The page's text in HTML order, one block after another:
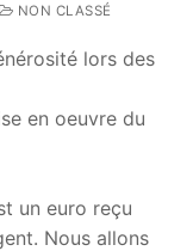
NON CLASSÉ
lors des
en oeuvre du
un euro reçu
Nous allons